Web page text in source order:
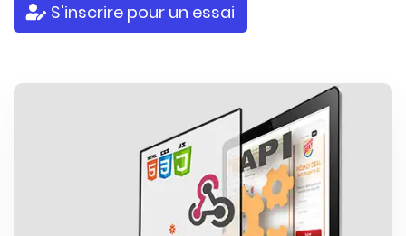
S'inscrire pour un essai